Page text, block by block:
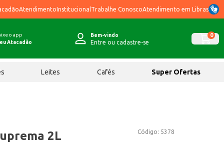
AtendimentoInstitucional Trabalhe ConoscoAtendimento em Libras
o app
Atacadão
Bem-vindo
Entre ou cadastre-se
0
Leites Cafés Super Ofertas
Código: 5378
2L